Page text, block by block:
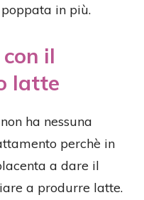
in più.
il
latte
ha nessuna
perchè in
a dare il
a produrre latte.